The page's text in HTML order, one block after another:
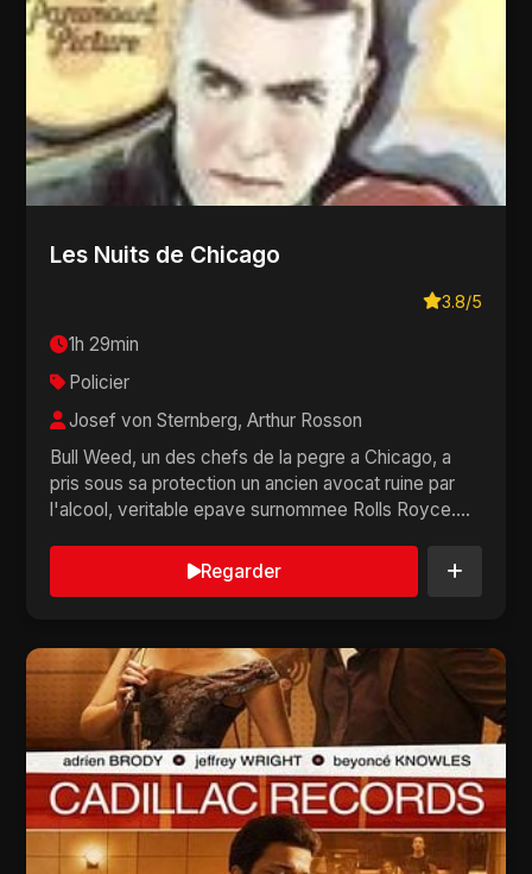
Les Nuits de Chicago
3.8/5
1h 29min
Policier
Josef von Sternberg, Arthur Rosson
Bull Weed, un des chefs de la pegre a Chicago, a
pris sous sa protection un ancien avocat ruine par
l'alcool, veritable epave surnommee Rolls Royce.
Regarder